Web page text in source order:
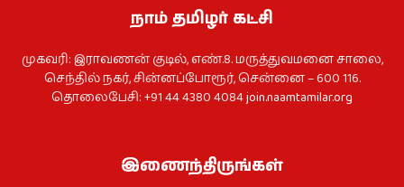
நாம் தமிழர் கட்சி
முகவரி: இராவணன் குடில், எண்.8. மருத்துவமனை சாலை,
செந்தில் நகர், சின்னப்போரூர், சென்னை – 600 116.
தொலைபேசி: +91 44 4380 4084join.naamtamilar.org
இணைந்திருங்கள்